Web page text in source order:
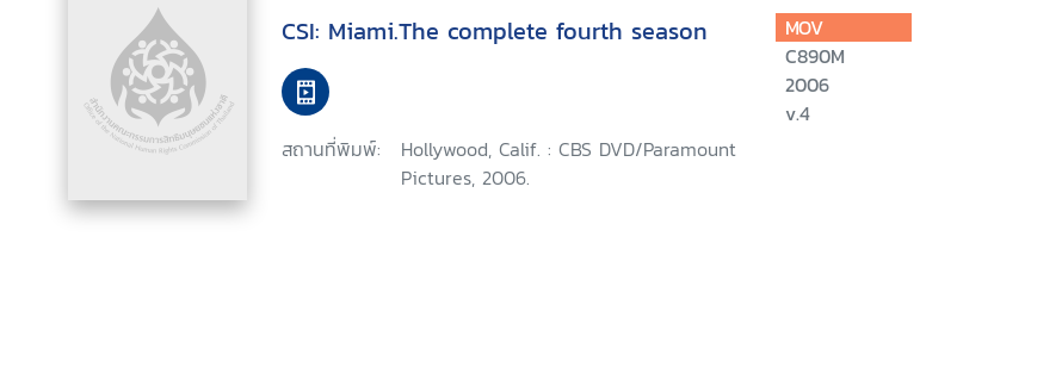
CSI: Miami.The complete fourth season
สถานที่พิมพ์:
Hollywood, Calif. : CBS DVD/Paramount
Pictures, 2006.
MOV
C890M
2006
v.4